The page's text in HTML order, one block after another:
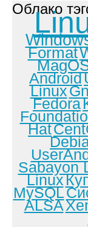
Облако
Format
Android
Linux
Fedora
Hat
Sabayon
Linux
MySQL
ALSA